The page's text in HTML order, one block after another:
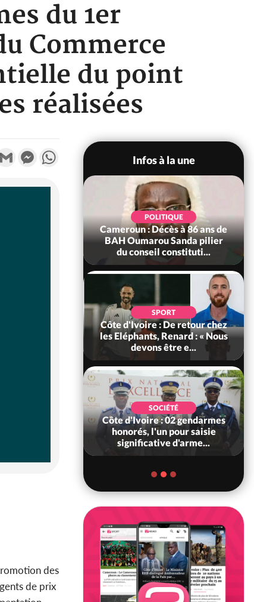
du 1er
Commerce
du point
réalisées
Email Gmail MessengerWhatsApp
des
de prix
Infos à la une
frais au
POLITIQUE
Cameroun : Décès à 86 ans de
BAH Oumarou Sanda pilier
du conseil constituti...
SPORT
Côte d'Ivoire : De retour chez
les Eléphants, Renard : « Nous
devons être e...
SOCIÉTÉ
Côte d'Ivoire : 02 gendarmes
honorés, l'un pour saisie
significative d'arme...